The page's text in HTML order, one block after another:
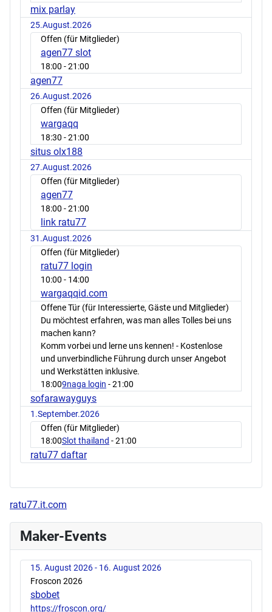
mix parlay
25.August.2026
Offen (für Mitglieder)
agen77 slot
18:00 - 21:00
agen77
26.August.2026
Offen (für Mitglieder)
wargaqq
18:30 - 21:00
situs olx188
27.August.2026
Offen (für Mitglieder)
agen77
18:00 - 21:00
link ratu77
31.August.2026
Offen (für Mitglieder)
ratu77 login
10:00 - 14:00
wargaqqid.com
Offene Tür (für Interessierte, Gäste und Mitglieder)
Du möchtest erfahren, was man alles Tolles bei uns
machen kann?
Komm vorbei und lerne uns kennen! - Kostenlose
und unverbindliche Führung durch unser Angebot
und Werkstätten inklusive.
18:009naga login - 21:00
sofarawayguys
1.September.2026
Offen (für Mitglieder)
18:00Slot thailand - 21:00
ratu77 daftar
ratu77.it.com
Maker-Events
15. August 2026 - 16. August 2026
Froscon 2026
sbobet
https://froscon.org/